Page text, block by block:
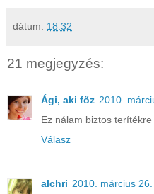
dátum: 18:32
21 megjegyzés:
Ági, aki főz 2010.
Ez nálam biztos
Válasz
alchri 2010. március